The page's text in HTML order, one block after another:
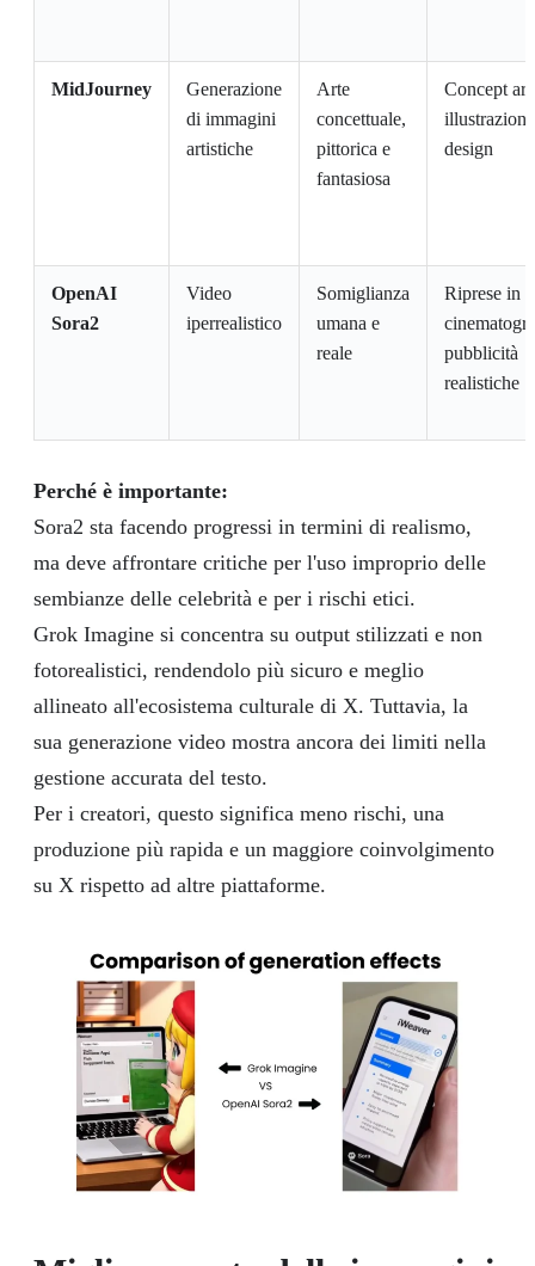
MidJourney
Generazione
di immagini
artistiche
Arte
concettuale,
pittorica e
fantasiosa
Concept art,
illustrazioni,
design
OpenAI
Sora2
Video
iperrealistico
Somiglianza
umana e
reale
Riprese in
pubblicità
realistiche
Perché è importante:
Sora2 sta facendo progressi in termini di realismo,
ma deve affrontare critiche per l'uso improprio delle
sembianze delle celebrità e per i rischi etici.
Grok Imagine si concentra su output stilizzati e non
fotorealistici, rendendolo più sicuro e meglio
allineato all'ecosistema culturale di X. Tuttavia, la
sua generazione video mostra ancora dei limiti nella
gestione accurata del testo.
Per i creatori, questo significa meno rischi, una
produzione più rapida e un maggiore coinvolgimento
su X rispetto ad altre piattaforme.